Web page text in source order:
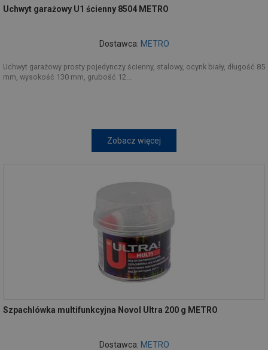
Uchwyt garażowy U1 ścienny 8504 METRO
Dostawca: METRO
Uchwyt garażowy prosty pojedynczy ścienny, stalowy, ocynk biały, długość 85
mm, wysokość 130 mm, grubość 12...
Zobacz więcej
Szpachlówka multifunkcyjna Novol Ultra 200 g METRO
Dostawca: METRO